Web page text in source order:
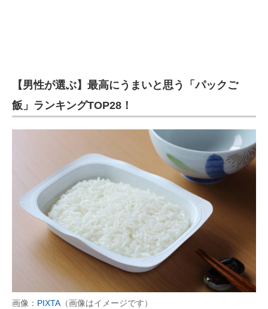
【男性が選ぶ】最高にうまいと思う「パックご
飯」ランキングTOP28！
画像： PIXTA（画像はイメージです）